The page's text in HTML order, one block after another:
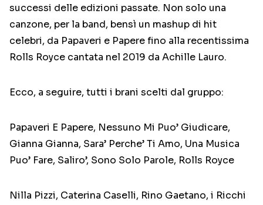
successi delle edizioni passate. Non solo una
canzone, per la band, bensì un mashup di hit
celebri, da Papaveri e Papere fino alla recentissima
Rolls Royce cantata nel 2019 da Achille Lauro.
Ecco, a seguire, tutti i brani scelti dal gruppo:
Papaveri E Papere, Nessuno Mi Puo’ Giudicare,
Gianna Gianna, Sara’ Perche’ Ti Amo, Una Musica
Puo’ Fare, Saliro’, Sono Solo Parole, Rolls Royce
Nilla Pizzi, Caterina Caselli, Rino Gaetano, i Ricchi